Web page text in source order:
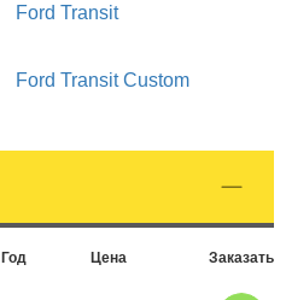
Ford Transit
Ford Transit Custom
Год Цена Заказать